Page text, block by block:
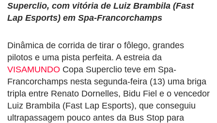
Superclio, com vitória de Luiz Brambila (Fast
Lap Esports) em Spa-Francorchamps
Dinâmica de corrida de tirar o fôlego, grandes
pilotos e uma pista perfeita. A estreia da
VISAMUNDO Copa Superclio teve em Spa-
Francorchamps nesta segunda-feira (13) uma briga
tripla entre Renato Dornelles, Bidu Fiel e o vencedor
Luiz Brambila (Fast Lap Esports), que conseguiu
ultrapassagem pouco antes da Bus Stop para